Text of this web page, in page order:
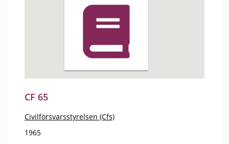
CF 65
Civilförsvarsstyrelsen (Cfs)
1965